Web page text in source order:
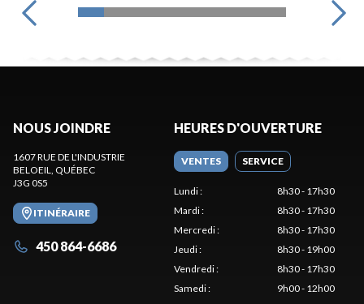
NOUS JOINDRE
1607 RUE DE L'INDUSTRIE
BELOEIL, QUÉBEC
J3G 0S5
ITINÉRAIRE
450 864-6686
HEURES D'OUVERTURE
VENTES SERVICE
Lundi:
8h30 - 17h30
Mardi:
8h30 - 17h30
Mercredi:
8h30 - 17h30
Jeudi:
8h30 - 19h00
Vendredi:
8h30 - 17h30
Samedi:
9h00 - 12h00